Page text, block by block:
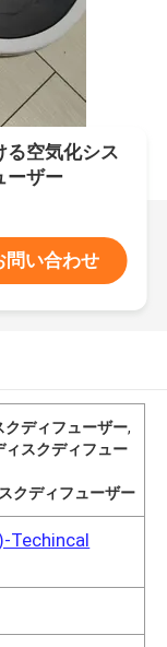
る空気化シス
ーザー
問い合わせ
クディフューザー,
ィスクディフュー
クディフューザー
Techincal